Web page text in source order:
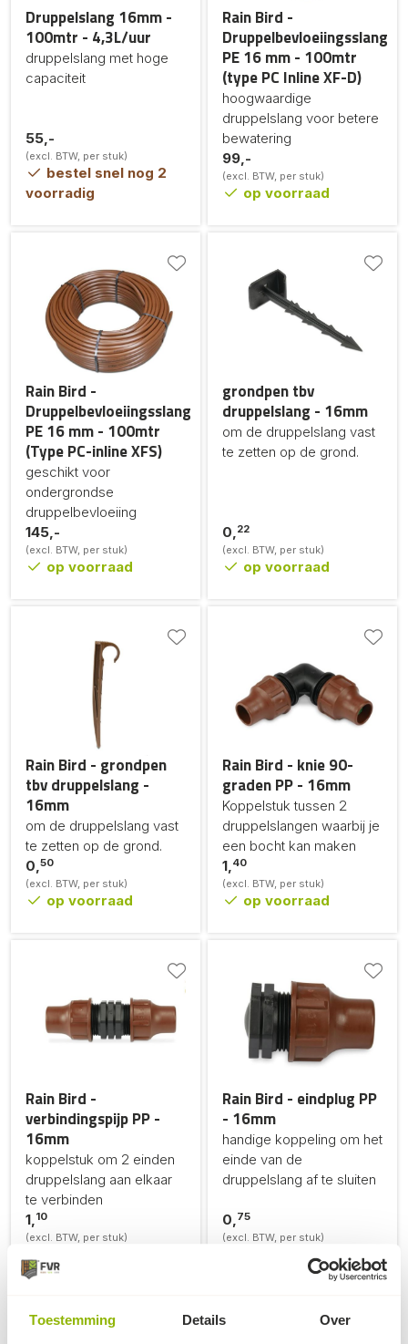
Toestemming Details Over
Druppelslang 16mm -
100mtr - 4,3L/uur
druppelslang met hoge
capaciteit
55,-
(excl. BTW, per stuk)
bestel snel nog 2
voorradig
Rain Bird -
Druppelbevloeiingsslang
PE 16 mm - 100mtr
(type PC Inline XF-D)
hoogwaardige
druppelslang voor betere
bewatering
99,-
(excl. BTW, per stuk)
op voorraad
Rain Bird -
Druppelbevloeiingsslang
PE 16 mm - 100mtr
(Type PC-inline XFS)
geschikt voor
ondergrondse
druppelbevloeiing
145,-
(excl. BTW, per stuk)
op voorraad
grondpen tbv
druppelslang - 16mm
om de druppelslang vast
te zetten op de grond.
0, 22
(excl. BTW, per stuk)
op voorraad
Rain Bird - grondpen
tbv druppelslang -
16mm
om de druppelslang vast
te zetten op de grond.
0, 50
(excl. BTW, per stuk)
op voorraad
Rain Bird - knie 90-
graden PP - 16mm
Koppelstuk tussen 2
druppelslangen waarbij je
een bocht kan maken
1, 40
(excl. BTW, per stuk)
op voorraad
Rain Bird -
verbindingspijp PP -
16mm
koppelstuk om 2 einden
druppelslang aan elkaar
te verbinden
1, 10
(excl. BTW, per stuk)
Rain Bird - eindplug PP
- 16mm
handige koppeling om het
einde van de
druppelslang af te sluiten
0, 75
(excl. BTW, per stuk)
op voorraad